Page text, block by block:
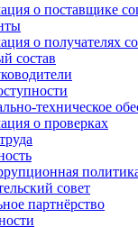
о поставщике
о получателях
состав
техническое
о проверках
совет
партнёрство